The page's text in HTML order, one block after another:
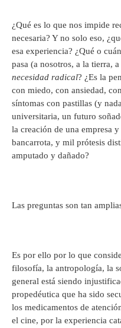
¿Qué es lo que nos impide
necesaria? Y no solo eso,
esa experiencia? ¿Qué o
pasa (a nosotros, a la tierra,
necesidad radical? ¿Es la
con miedo, con ansiedad,
síntomas con pastillas (y
universitaria, un futuro
la creación de una empresa
bancarrota, y mil prótesis
amputado y dañado?
Las preguntas son tan
Es por ello por lo que
filosofía, la antropología, la
general está siendo
propedéutica que ha sido
los medicamentos de
el cine, por la experiencia